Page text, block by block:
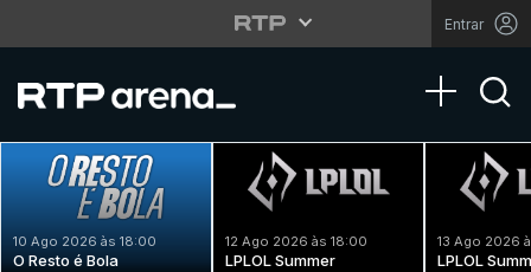
Entrar
Toggle
10 Ago 2026 às 18:00
O Resto é Bola
12 Ago 2026 às 18:00
LPLOL Summer
13 Ago 2026
LPLOL